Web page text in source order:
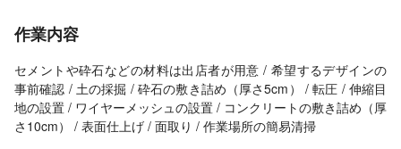
作業内容
セメントや砕石などの材料は出店者が用意 / 希望するデザインの
事前確認 / 土の採掘 / 砕石の敷き詰め（厚さ5cm） / 転圧 / 伸縮目
地の設置 / ワイヤーメッシュの設置 / コンクリートの敷き詰め（厚
さ10cm） / 表面仕上げ / 面取り / 作業場所の簡易清掃